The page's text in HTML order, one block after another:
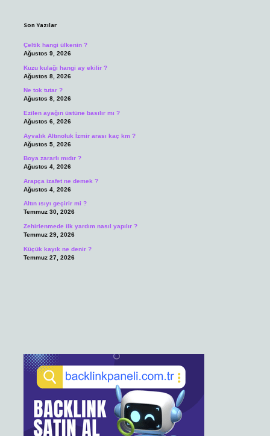
Son Yazılar
Çeltik hangi ülkenin ?
Ağustos 9, 2026
Kuzu kulağı hangi ay ekilir ?
Ağustos 8, 2026
Ne tok tutar ?
Ağustos 8, 2026
Ezilen ayağın üstüne basılır mı ?
Ağustos 6, 2026
Ayvalık Altınoluk İzmir arası kaç km ?
Ağustos 5, 2026
Boya zararlı mıdır ?
Ağustos 4, 2026
Arapça izafet ne demek ?
Ağustos 4, 2026
Altın ısıyı geçirir mi ?
Temmuz 30, 2026
Zehirlenmede ilk yardım nasıl yapılır ?
Temmuz 29, 2026
Küçük kayık ne denir ?
Temmuz 27, 2026